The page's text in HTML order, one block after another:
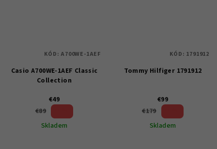
Casio A700WE-1AEF Classic
Collection
€49
€89
Skladem
KÓD:A700WE-1AEF
Tommy Hilfiger 1791912
€99
€179
Skladem
KÓD: 1791912